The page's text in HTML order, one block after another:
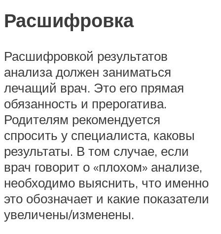
Расшифровка
Расшифровкой результатов
анализа должен заниматься
лечащий врач. Это его прямая
обязанность и прерогатива.
Родителям рекомендуется
спросить у специалиста, каковы
результаты. В том случае, если
врач говорит о «плохом» анализе,
необходимо выяснить, что именно
это обозначает и какие показатели
увеличены/изменены.